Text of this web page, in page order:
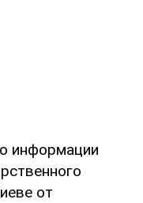
информации
от